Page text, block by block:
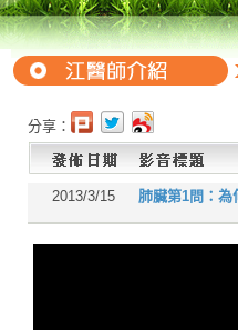
分享：
2013/3/15 肺臟第1問：為